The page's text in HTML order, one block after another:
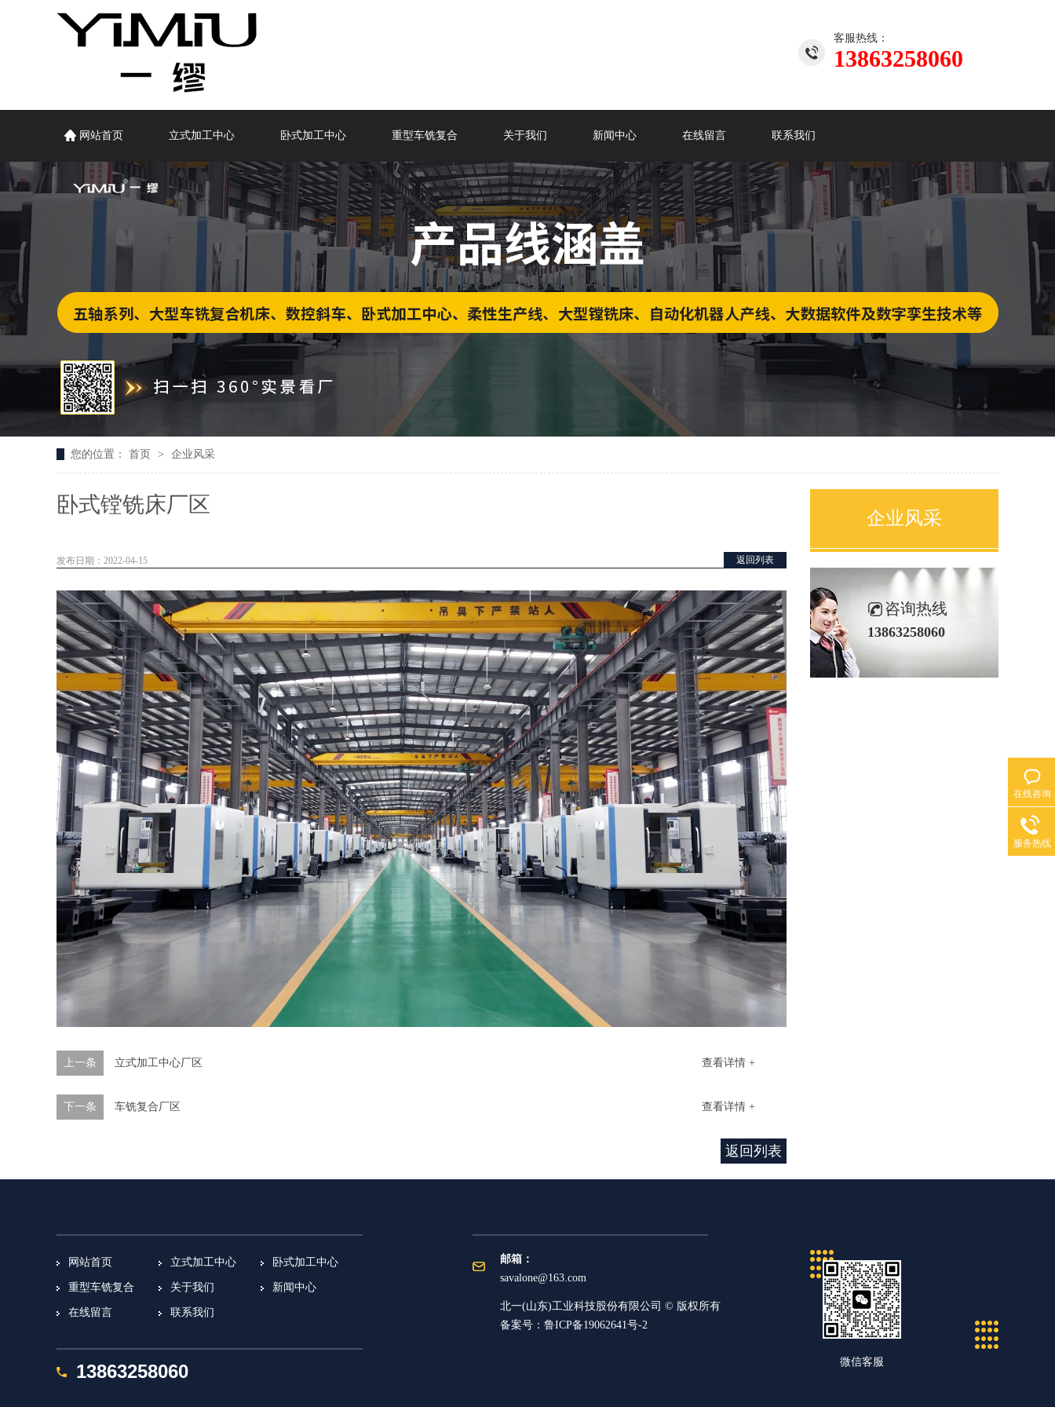
客服热线：
13863258060
网站首页 立式加工中心 卧式加工中心 重型车铣复合 关于我们 新闻中心 在线留言 联系我们
您的位置： 首页 > 企业风采
卧式镗铣床厂区
返回列表
发布日期：2022-04-15
查看详情 +
上一条 立式加工中心厂区
查看详情 +
下一条 车铣复合厂区
返回列表
企业风采
咨询热线
13863258060
网站首页 立式加工中心 卧式加工中心
重型车铣复合 关于我们 新闻中心
在线留言 联系我们
13863258060
邮箱：
savalone@163.com
北一(山东)工业科技股份有限公司 © 版权所有
备案号： 鲁ICP备19062641号-2
微信客服
在线咨询
服务热线